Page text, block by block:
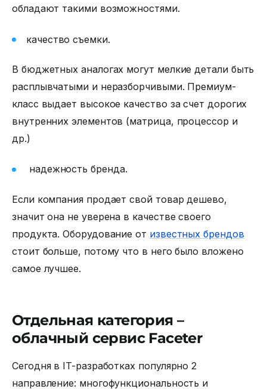
обладают такими возможностями.
качество съемки.
В бюджетных аналогах могут мелкие детали быть
расплывчатыми и неразборчивыми. Премиум-
класс выдает высокое качество за счет дорогих
внутренних элементов (матрица, процессор и
др.)
надежность бренда.
Если компания продает свой товар дешево,
значит она не уверена в качестве своего
продукта. Оборудование от известных брендов
стоит больше, потому что в него было вложено
самое лучшее.
Отдельная категория –
облачный сервис Faceter
Сегодня в IT-разработках популярно 2
направление: многофункциональность и